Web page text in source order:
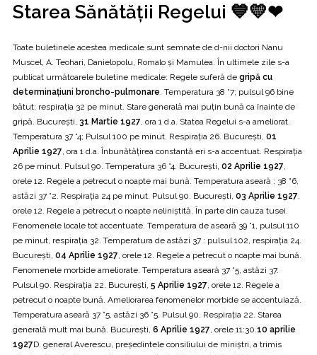
Starea Sănătății Regelui 💙💛❤
Toate buletinele acestea medicale sunt semnate de d-nii doctori Nanu
Muscel, A. Teohari, Danielopolu, Romalo și Mamulea. În ultimele zile s-a
publicat următoarele buletine medicale: Regele suferă de gripă cu
determinațiuni broncho-pulmonare . Temperatura 38 °7; pulsul 96 bine
bătut; respirația 32 pe minut. Stare generală mai puțin bună ca înainte de
gripă. București, 31 Martie 1927 , ora 1 d.a. Statea Regelui s-a ameliorat.
Temperatura 37 °4; Pulsul 100 pe minut. Respirația 26. București, 01
Aprilie 1927 , ora 1 d.a. Înbunătățirea constantă eri s-a accentuat. Respirația
26 pe minut. Pulsul 90. Temperatura 36 °4. București, 02 Aprilie 1927
orele 12. Regele a petrecut o noapte mai bună. Temperatura aseară : 38 °6,
astăzi 37 °2. Respirația 24 pe minut. Pulsul 90. București, 03 Aprilie 1927
orele 12. Regele a petrecut o noapte neliniștită. În parte din cauza tusei.
Fenomenele locale tot accentuate. Temperatura de aseară 39 °1, pulsul 110
pe minut, respirația 32. Temperatura de astăzi 37 : pulsul 102, respirația 24.
București, 04 Aprilie 1927 , orele 12. Regele a petrecut o noapte mai bună.
Fenomenele morbide ameliorate. Temperatura aseară 37 °5, astăzi 37.
Pulsul 90. Respirația 22. București, 5 Aprilie 1927 , orele 12. Regele a
petrecut o noapte bună. Ameliorarea fenomenelor morbide se accentuiază.
Temperatura aseară 37 °5, astăzi 36 °5. Pulsul 90. Respirația 22. Starea
generală mult mai bună. București, 6 Aprilie 1927 , orele 11:30. 10 aprilie
1927D. general Averescu, președintele consiliului de miniștri, a trimis